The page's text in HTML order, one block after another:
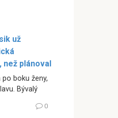
už
plánoval
boku ženy,
Bývalý
0